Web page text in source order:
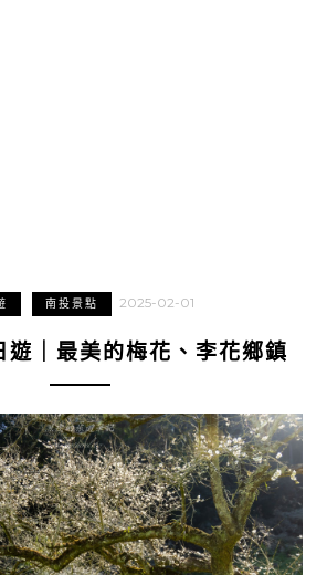
南投景點 2025-02-01
遊｜最美的梅花、李花鄉鎮